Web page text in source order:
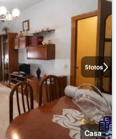
5fotos
Casa